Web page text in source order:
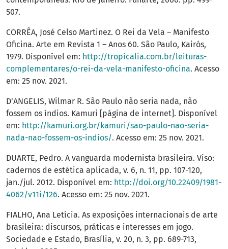
507.
CORRÊA, José Celso Martinez. O Rei da Vela – Manifesto
Oficina. Arte em Revista 1 – Anos 60. São Paulo, Kairós,
1979. Disponível em: http://tropicalia.com.br/leituras-
complementares/o-rei-da-vela-manifesto-oficina. Acesso
em: 25 nov. 2021.
D’ANGELIS, Wilmar R. São Paulo não seria nada, não
fossem os índios. Kamuri [página de internet]. Disponível
em: http://kamuri.org.br/kamuri/sao-paulo-nao-seria-
nada-nao-fossem-os-indios/. Acesso em: 25 nov. 2021.
DUARTE, Pedro. A vanguarda modernista brasileira. Viso:
cadernos de estética aplicada, v. 6, n. 11, pp. 107-120,
jan./jul. 2012. Disponível em: http://doi.org/10.22409/1981-
4062/v11i/126. Acesso em: 25 nov. 2021.
FIALHO, Ana Letícia. As exposições internacionais de arte
brasileira: discursos, práticas e interesses em jogo.
Sociedade e Estado, Brasília, v. 20, n. 3, pp. 689-713,